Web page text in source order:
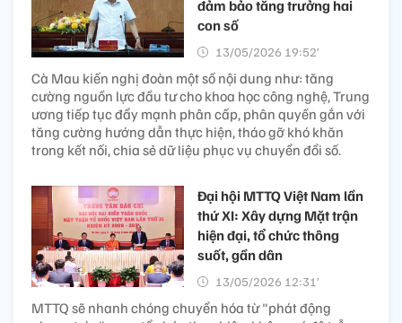
đảm bảo tăng trưởng hai
con số
13/05/2026 19:52’
Cà Mau kiến nghị đoàn một số nội dung như: tăng
cường nguồn lực đầu tư cho khoa học công nghệ, Trung
ương tiếp tục đẩy mạnh phân cấp, phân quyền gắn với
tăng cường hướng dẫn thực hiện, tháo gỡ khó khăn
trong kết nối, chia sẻ dữ liệu phục vụ chuyển đổi số.
Đại hội MTTQ Việt Nam lần
thứ XI: Xây dựng Mặt trận
hiện đại, tổ chức thông
suốt, gần dân
13/05/2026 12:31’
MTTQ sẽ nhanh chóng chuyển hóa từ "phát động